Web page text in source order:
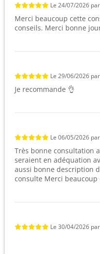
Le 24/07/2026 par
Merci beaucoup cette
conseils. Merci bonne
Le 29/06/2026 par
Je recommande 👌
Le 06/05/2026 par
Très bonne consultation
seraient en adéquation
aussi bonne description
consulte Merci beaucoup
Le 30/04/2026 par